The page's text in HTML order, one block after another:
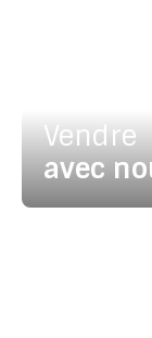
Vendre
avec